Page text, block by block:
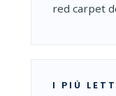
red carpet
I PIÙ